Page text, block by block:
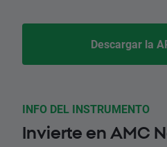
Descargar la
INFO DEL INSTRUMENTO
Invierte en AMC